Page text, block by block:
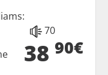
70
38 90€